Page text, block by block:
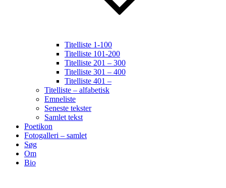
Titelliste 1-100
Titelliste 101-200
Titelliste 201 – 300
Titelliste 301 – 400
Titelliste 401 –
Titelliste – alfabetisk
Emneliste
Seneste tekster
Samlet tekst
Poetikon
Fotogalleri – samlet
Søg
Om
Bio